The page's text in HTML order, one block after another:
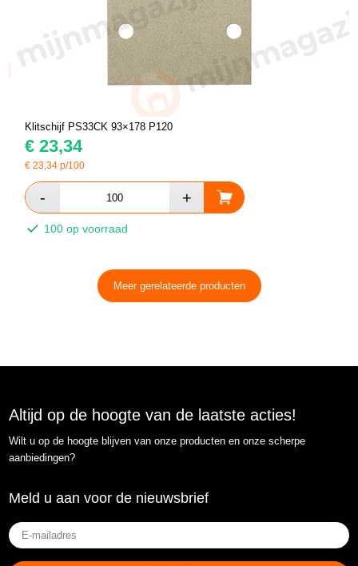
Klitschijf PS33CK 93×178 P120
€ 23,34
€23,34 p/100
100 op voorraad
Meer gerelateerde producten
Altijd op de hoogte van de laatste acties!
Wilt u op de hoogte blijven van onze producten en onze scherpe
aanbiedingen?
Meld u aan voor de nieuwsbrief
E-
mailadres(Vereist)